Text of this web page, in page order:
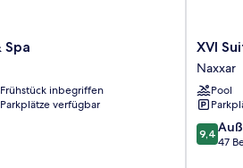
Spa
Frühstück inbegriffen
Parkplätze verfügbar
XVI
Suites
Naxxar
XVI
Naxxar
Pool
9.4
von
9,4
47